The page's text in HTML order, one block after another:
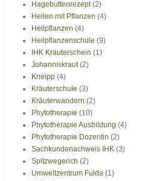
Hagebuttenrezept (2)
Heilen mit Pflanzen (4)
Heilpflanzen (4)
Heilpflanzenschule (9)
IHK Kräuterschein (1)
Johanniskraut (2)
Kneipp (4)
Kräuterschule (3)
Kräuterwandern (2)
Phytotherapie (10)
Phytotherapie Ausbildung (4)
Phytotherapie Dozentin (2)
Sachkundenachweis IHK (3)
Spitzwegerich (2)
Umweltzentrum Fulda (1)